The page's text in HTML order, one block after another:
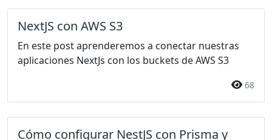
NextJS con AWS S3
En este post aprenderemos a conectar nuestras
aplicaciones NextJs con los buckets de AWS S3
68
Cómo configurar NestJS con Prisma y